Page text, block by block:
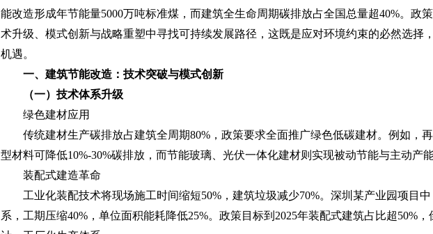
动
节能贴膜
监控运行状态 识别安全隐患 提升设备效率 多维度数据
智慧档案
档案管理 库房环控 数字化加工整理
能改造形成年节能量5000万吨标准煤，而建筑全生命周期碳排放占全国总量超40%。政
术升级、模式创新与战略重塑中寻找可持续发展路径，这既是应对环境约束的必然选择
机遇。
一、建筑节能改造：技术突破与模式创新
（一）技术体系升级
绿色建材应用
传统建材生产碳排放占建筑全周期80%，政策要求全面推广绿色低碳建材。例如，
型材料可降低10%-30%碳排放，而节能玻璃、光伏一体化建材则实现被动节能与主动产能
装配式建造革命
工业化装配技术将现场施工时间缩短50%，建筑垃圾减少70%。深圳某产业园项目
系，工期压缩40%，单位面积能耗降低25%。政策目标到2025年装配式建筑占比超50%